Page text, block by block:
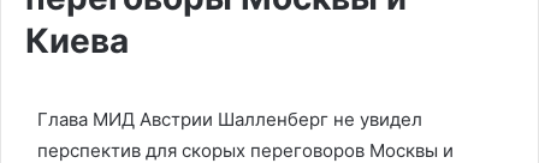
Киева
Глава МИД Австрии Шалленберг не увидел
перспектив для скорых переговоров Москвы и